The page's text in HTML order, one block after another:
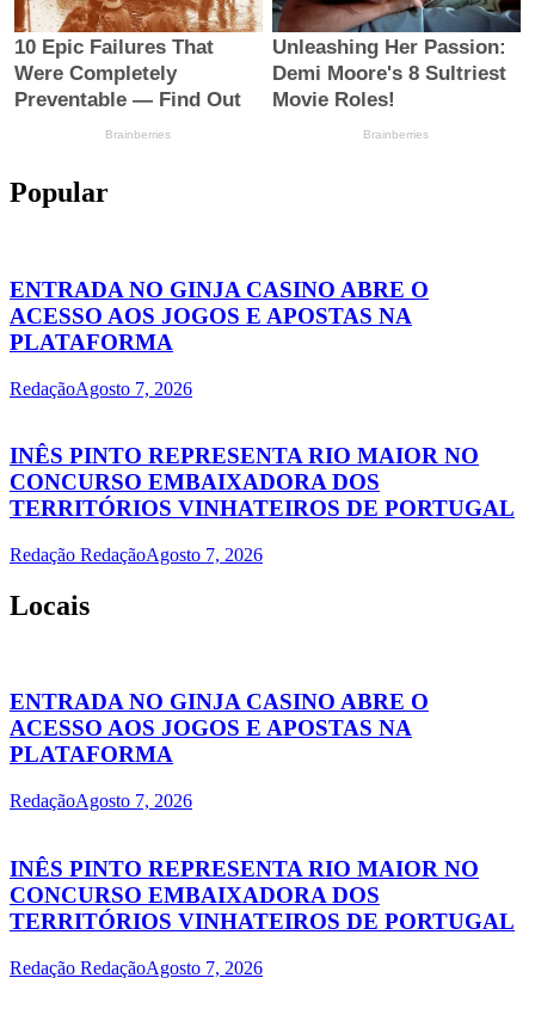
Popular
ENTRADA NO GINJA CASINO ABRE O
ACESSO AOS JOGOS E APOSTAS NA
PLATAFORMA
RedaçãoAgosto 7, 2026
INÊS PINTO REPRESENTA RIO MAIOR NO
CONCURSO EMBAIXADORA DOS
TERRITÓRIOS VINHATEIROS DE PORTUGAL
Redação RedaçãoAgosto 7, 2026
Locais
ENTRADA NO GINJA CASINO ABRE O
ACESSO AOS JOGOS E APOSTAS NA
PLATAFORMA
RedaçãoAgosto 7, 2026
INÊS PINTO REPRESENTA RIO MAIOR NO
CONCURSO EMBAIXADORA DOS
TERRITÓRIOS VINHATEIROS DE PORTUGAL
Redação RedaçãoAgosto 7, 2026